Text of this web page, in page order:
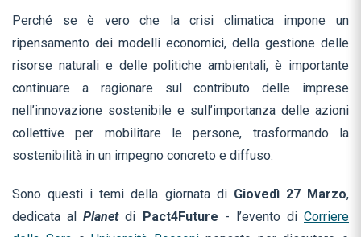
Perché se è vero che la crisi climatica impone un
ripensamento dei modelli economici, della gestione delle
risorse naturali e delle politiche ambientali, è importante
continuare a ragionare sul contributo delle imprese
nell’innovazione sostenibile e sull’importanza delle azioni
collettive per mobilitare le persone, trasformando la
sostenibilità in un impegno concreto e diffuso.
Sono questi i temi della giornata di Giovedì 27 Marzo,
dedicata alPlanetdi Pact4Future - l’evento di Corriere